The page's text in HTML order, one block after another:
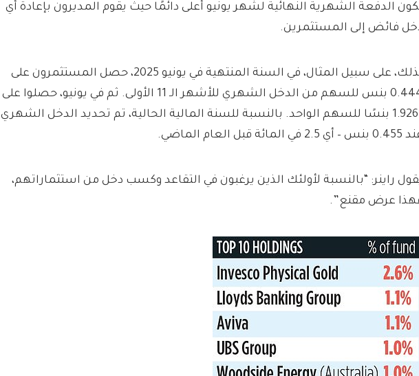
الدفعة الشهرية النهائية لشهر يونيو أعلى دائمًا حيث يقوم المديرون بإعادة أي
فائض إلى المستثمرين.
لذلك، على سبيل المثال، في السنة المنتهية في يونيو 2025، حصل المستثمرون على
0.444 بنس للسهم من الدخل الشهري للأشهر الـ 11 الأولى. ثم في يونيو، حصلوا على
1.9261 بنسًا للسهم الواحد. بالنسبة للسنة المالية الحالية، تم تحديد الدخل الشهري
2.5 في المائة قبل العام الماضي.
راينر: “بالنسبة لأولئك الذين يرغبون في التقاعد وكسب دخل من استثماراتهم،
عرض مقنع”.